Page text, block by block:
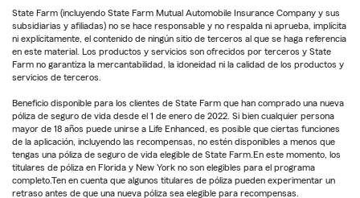
State Farm (incluyendo State Farm Mutual Automobile Insurance Company y sus
subsidiarias y afiliadas) no se hace responsable y no respalda ni aprueba, implícita
ni explícitamente, el contenido de ningún sitio de terceros al que se haga referencia
en este material. Los productos y servicios son ofrecidos por terceros y State
Farm no garantiza la mercantabilidad, la idoneidad ni la calidad de los productos y
servicios de terceros.
Beneficio disponible para los clientes de State Farm que han comprado una nueva
póliza de seguro de vida desde el 1 de enero de 2022. Si bien cualquier persona
mayor de 18 años puede unirse a Life Enhanced, es posible que ciertas funciones
de la aplicación, incluyendo las recompensas, no estén disponibles a menos que
tengas una póliza de seguro de vida elegible de State Farm.En este momento, los
titulares de póliza en Florida y New York no son elegibles para el programa
completo.Ten en cuenta que algunos titulares de póliza pueden experimentar un
retraso antes de que una nueva póliza sea elegible para recompensas.